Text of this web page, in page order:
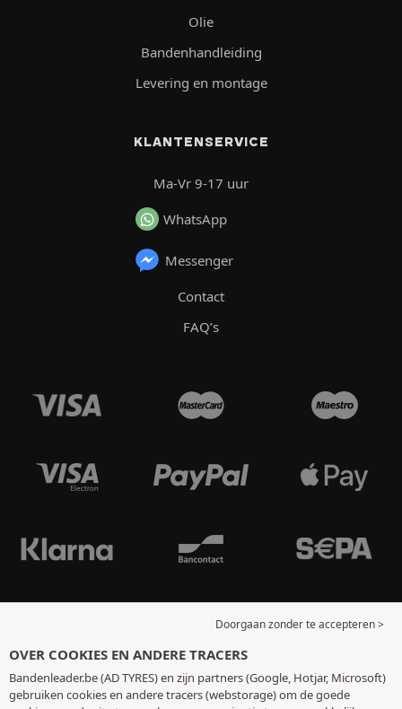
Olie
Bandenhandleiding
Levering en montage
KLANTENSERVICE
Ma-Vr 9-17 uur
WhatsApp
Messenger
Contact
FAQ’s
Doorgaan zonder te accepteren >
OVER COOKIES EN ANDERE TRACERS
Bandenleader.be (AD TYRES) en zijn partners (Google, Hotjar, Microsoft)
gebruiken cookies en andere tracers (webstorage) om de goede